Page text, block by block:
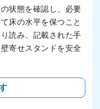
状態を確認し、必要
床の水平を保つこと
読み、記載された手
寄せスタンドを安全